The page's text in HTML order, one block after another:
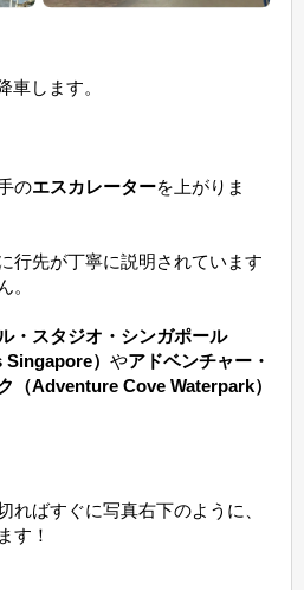
車します。
のエスカレーターを上がりま
行先が丁寧に説明されています
。
・スタジオ・シンガポール
） やアドベンチャー・
（Adventure Cove Waterpark）
ればすぐに写真右下のように、
す！